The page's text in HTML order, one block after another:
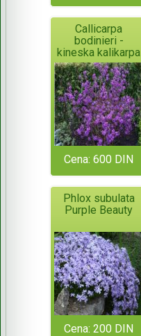
Callicarpa
bodinieri -
kineska kalikarpa
Cena: 600 DIN
Phlox subulata
Purple Beauty
Cena: 200 DIN